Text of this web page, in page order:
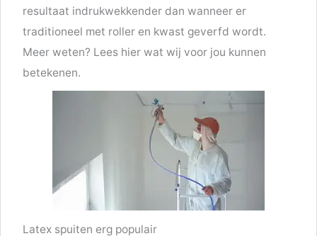
resultaat indrukwekkender dan wanneer er
traditioneel met roller en kwast geverfd wordt.
Meer weten? Lees hier wat wij voor jou kunnen
betekenen.
Latex spuiten erg populair